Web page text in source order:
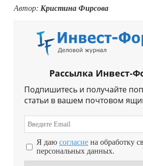
Автор: Кристина Фирсова
Рассылка Инвест-
Подпишитесь и получайте
статьи в вашем почтовом
Я даю согласие на обработку
персональных данных.